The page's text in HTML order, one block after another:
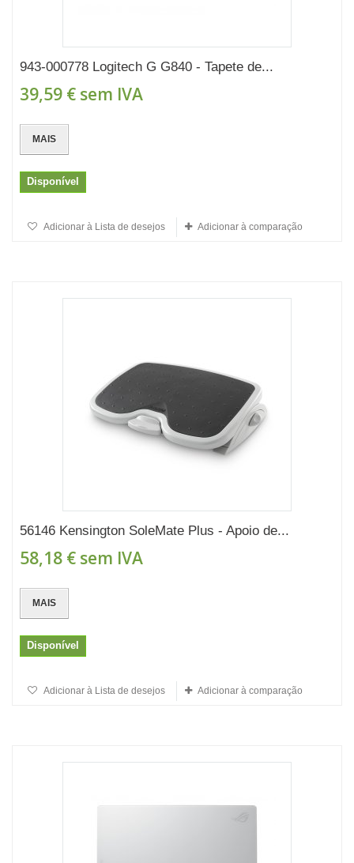
943-000778 Logitech G G840 - Tapete de...
39,59 € sem IVA
MAIS
Disponível
Adicionar à Lista de desejos Adicionar à comparação
56146 Kensington SoleMate Plus - Apoio de...
58,18 € sem IVA
MAIS
Disponível
Adicionar à Lista de desejos Adicionar à comparação